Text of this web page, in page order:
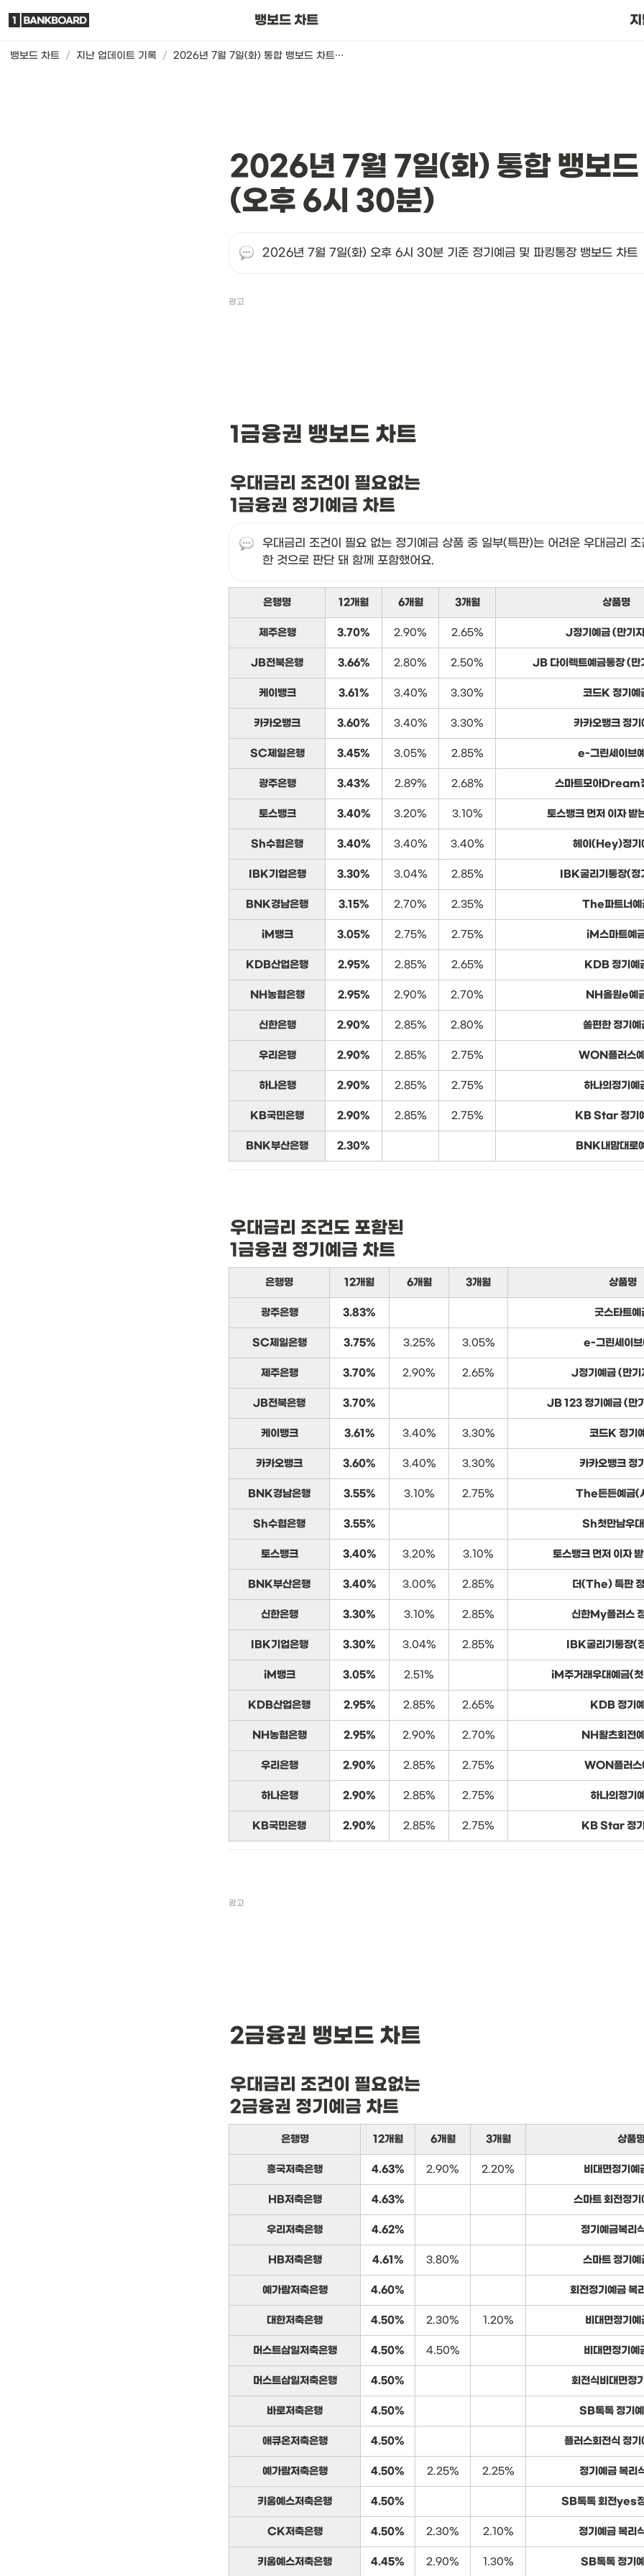
뱅보드 차트
뱅보드 차트 / 지난 업데이트 기록 / 2026년 7월 7일(화) 통합 뱅보드 차트(오후 6시 30분)
뱅보드 차트는요?
2026년 7월 7일(화) 통합 뱅보드
(오후 6시 30분)
2026년 7월 7일(화) 오후 6시 30분 기준 정기예금 및 파킹통장 뱅보드 차트
광고
1금융권 뱅보드 차트
우대금리 조건이 필요없는
1금융권 정기예금 차트
우대금리 조건이 필요 없는 정기예금 상품 중 일부(특판)는 어려운 우대금리
한 것으로 판단 돼 함께 포함했어요.
은행명 12개월 6개월 3개월 상품명
제주은행 3.70% 2.90% 2.65% J정기예금 (만기
JB전북은행 3.66% 2.80% 2.50% JB 다이렉트예금통장 (만
케이뱅크 3.61% 3.40% 3.30% 코드K 정기예
카카오뱅크 3.60% 3.40% 3.30% 카카오뱅크 정기
SC제일은행 3.45% 3.05% 2.85% e-그린세이브
광주은행 3.43% 2.89% 2.68% 스마트모아Dream
토스뱅크 3.40% 3.20% 3.10% 토스뱅크 먼저 이자 받
Sh수협은행 3.40% 3.40% 3.40% 헤이(Hey)정기
IBK기업은행 3.30% 3.04% 2.85% IBK굴리기통장(정
BNK경남은행 3.15% 2.70% 2.35% The파트너예
iM뱅크 3.05% 2.75% 2.75% iM스마트예
KDB산업은행 2.95% 2.85% 2.65% KDB 정기예
NH농협은행 2.95% 2.90% 2.70% NH올원e예
신한은행 2.90% 2.85% 2.80% 쏠편한 정기예
우리은행 2.90% 2.85% 2.75% WON플러스
하나은행 2.90% 2.85% 2.75% 하나의정기예
KB국민은행 2.90% 2.85% 2.75% KB Star 정기
BNK부산은행 2.30% BNK내맘대로
우대금리 조건도 포함된
1금융권 정기예금 차트
은행명 12개월 6개월 3개월 상품명
광주은행 3.83% 굿스타트예
SC제일은행 3.75% 3.25% 3.05% e-그린세이브
제주은행 3.70% 2.90% 2.65% J정기예금 (만기
JB전북은행 3.70% JB 123 정기예금 (만
케이뱅크 3.61% 3.40% 3.30% 코드K 정기
카카오뱅크 3.60% 3.40% 3.30% 카카오뱅크 정
BNK경남은행 3.55% 3.10% 2.75% The든든예금(
Sh수협은행 3.55% Sh첫만남우
토스뱅크 3.40% 3.20% 3.10% 토스뱅크 먼저 이자
BNK부산은행 3.40% 3.00% 2.85% 더(The) 특판
신한은행 3.30% 3.10% 2.85% 신한My플러스
IBK기업은행 3.30% 3.04% 2.85% IBK굴리기통장(
iM뱅크 3.05% 2.51% iM주거래우대예금(
KDB산업은행 2.95% 2.85% 2.65% KDB 정기
NH농협은행 2.95% 2.90% 2.70% NH왈츠회전예
우리은행 2.90% 2.85% 2.75% WON플러스
하나은행 2.90% 2.85% 2.75% 하나의정기
KB국민은행 2.90% 2.85% 2.75% KB Star 정
광고
2금융권 뱅보드 차트
우대금리 조건이 필요없는
2금융권 정기예금 차트
은행명 12개월 6개월 3개월 상품
흥국저축은행 4.63% 2.90% 2.20% 비대면정기예
HB저축은행 4.63% 스마트 회전정기
우리저축은행 4.62% 정기예금복리
HB저축은행 4.61% 3.80% 스마트 정기예
예가람저축은행 4.60% 회전정기예금 복
대한저축은행 4.50% 2.30% 1.20% 비대면정기
머스트삼일저축은행 4.50% 4.50% 비대면정기예
머스트삼일저축은행 4.50% 회전식비대면정
바로저축은행 4.50% SB톡톡 정기
애큐온저축은행 4.50% 플러스회전식 정
예가람저축은행 4.50% 2.25% 2.25% 정기예금 복리
키움예스저축은행 4.50% SB톡톡 회전yes
CK저축은행 4.50% 2.30% 2.10% 정기예금 복리
키움예스저축은행 4.45% 2.90% 1.30% SB톡톡 정기